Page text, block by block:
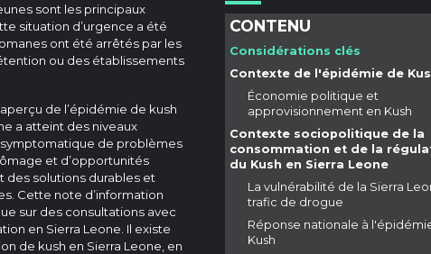
sont les principaux
situation d’urgence a été
ont été arrêtés par les
ou des établissements
de l’épidémie de kush
a atteint des niveaux
de problèmes
et d’opportunités
des solutions durables et
Cette note d’information
sur des consultations avec
en Sierra Leone. Il existe
de kush en Sierra Leone, en
CONTENU
Considérations clés
Contexte de l'épidémie de
Économie politique et
approvisionnement en Kush
Contexte sociopolitique de la
consommation et de la
du Kush en Sierra Leone
La vulnérabilité de la Sierra
trafic de drogue
Réponse nationale à
Kush